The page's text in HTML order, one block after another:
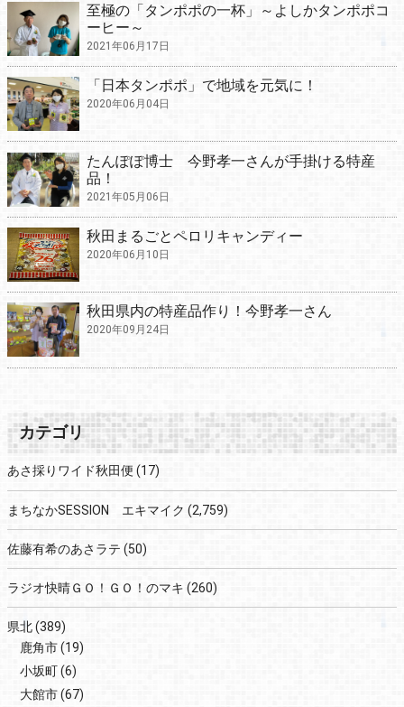
至極の「タンポポの一杯」～よしかタンポポコ
ーヒー～
2021年06月17日
「日本タンポポ」で地域を元気に！
2020年06月04日
たんぽぽ博士 今野孝一さんが手掛ける特産
品！
2021年05月06日
秋田まるごとペロリキャンディー
2020年06月10日
秋田県内の特産品作り！今野孝一さん
2020年09月24日
カテゴリ
あさ採りワイド秋田便 (17)
まちなかSESSION エキマイク (2,759)
佐藤有希のあさラテ (50)
ラジオ快晴ＧＯ！ＧＯ！のマキ (260)
県北(389)
鹿角市(19)
小坂町(6)
大館市(67)